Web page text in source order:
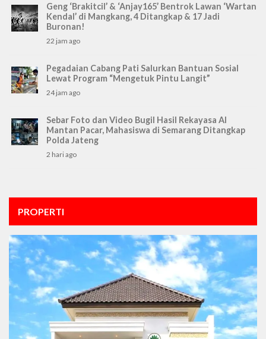
Geng ‘Brakitcil’ & ‘Anjay165’ Bentrok Lawan ‘Wartan
Kendal’ di Mangkang, 4 Ditangkap & 17 Jadi
Buronan!
22 jam ago
Pegadaian Cabang Pati Salurkan Bantuan Sosial
Lewat Program “Mengetuk Pintu Langit”
24 jam ago
Sebar Foto dan Video Bugil Hasil Rekayasa AI
Mantan Pacar, Mahasiswa di Semarang Ditangkap
Polda Jateng
2 hari ago
PROPERTI